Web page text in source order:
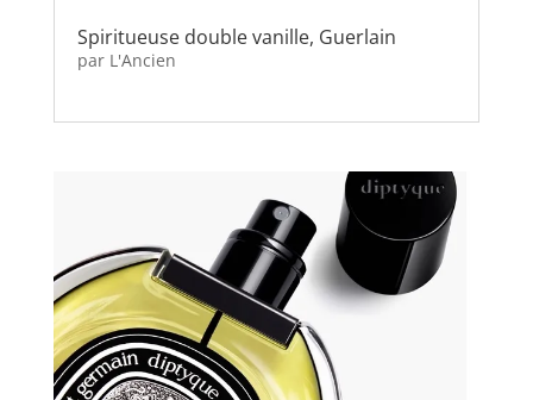
Spiritueuse double vanille, Guerlain
par L'Ancien